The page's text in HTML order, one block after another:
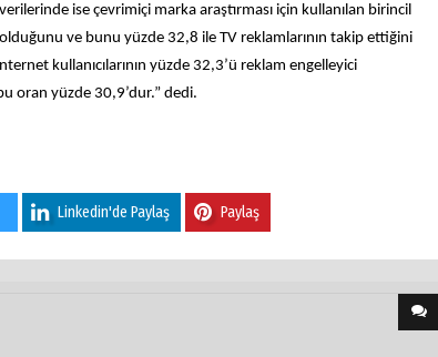
ise çevrimiçi marka araştırması için kullanılan birincil
ve bunu yüzde 32,8 ile TV reklamlarının takip ettiğini
kullanıcılarının yüzde 32,3’ü reklam engelleyici
oran yüzde 30,9’dur.” dedi.
Linkedin'de Paylaş Paylaş